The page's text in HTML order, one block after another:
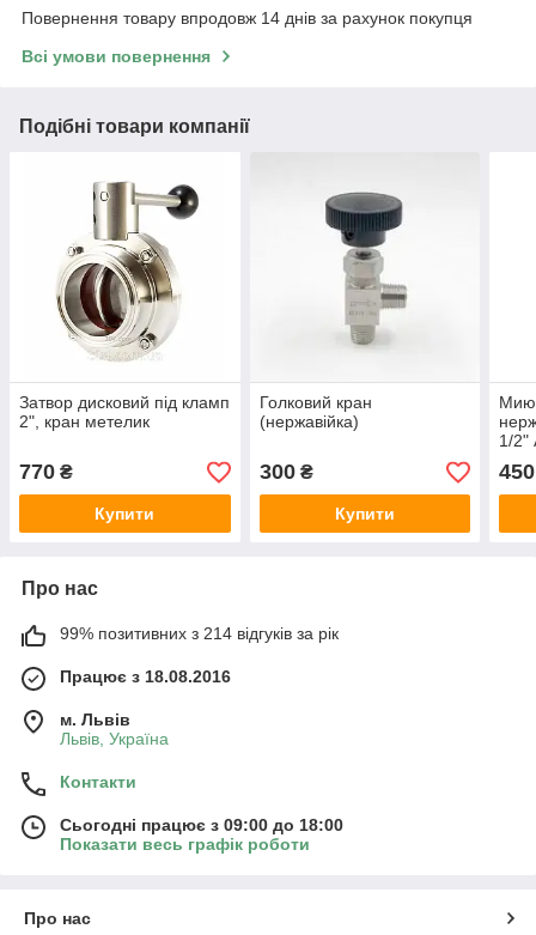
Повернення товару впродовж 14 днів за рахунок покупця
Всі умови повернення
Подібні товари компанії
Затвор дисковий під кламп
2", кран метелик
770 ₴
Купити
Голковий кран
(нержавійка)
300₴
Купити
1/2"
450
Про нас
99% позитивних з 214 відгуків за рік
Працює з 18.08.2016
м. Львів
Львів, Україна
Контакти
Сьогодні працює з 09:00 до 18:00
Показати весь графік роботи
Про нас